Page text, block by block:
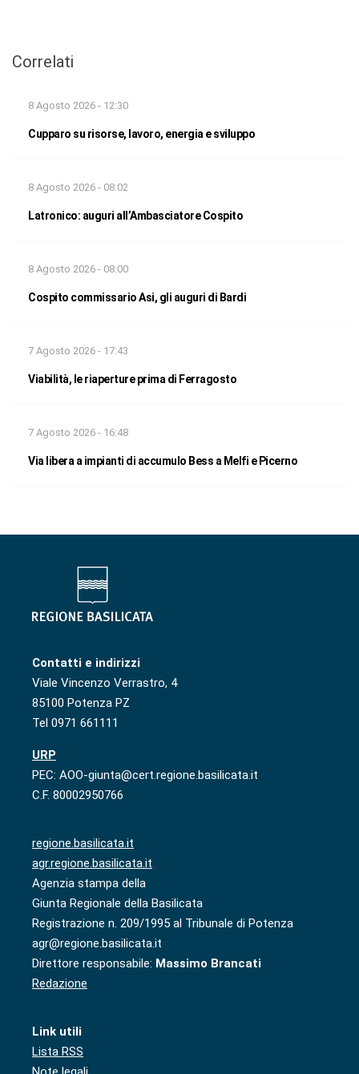
Correlati
8 Agosto 2026 - 12:30
Cupparo su risorse, lavoro, energia e sviluppo
8 Agosto 2026 - 08:02
Latronico: auguri all’Ambasciatore Cospito
8 Agosto 2026 - 08:00
Cospito commissario Asi, gli auguri di Bardi
7 Agosto 2026 - 17:43
Viabilità, le riaperture prima di Ferragosto
7 Agosto 2026 - 16:48
Via libera a impianti di accumulo Bess a Melfi e Picerno
Contatti e indirizzi
Viale Vincenzo Verrastro, 4
85100 Potenza PZ
Tel 0971 661111
URP
PEC: AOO-giunta@cert.regione.basilicata.it
C.F. 80002950766
regione.basilicata.it
agr.regione.basilicata.it
Agenzia stampa della
Giunta Regionale della Basilicata
Registrazione n. 209/1995 al Tribunale di Potenza
agr@regione.basilicata.it
Direttore responsabile: Massimo Brancati
Redazione
Link utili
Lista RSS